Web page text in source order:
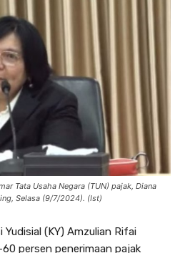
Tata Usaha Negara (TUN) pajak, Diana
Selasa (9/7/2024). (Ist)
(KY) Amzulian Rifai
persen penerimaan pajak